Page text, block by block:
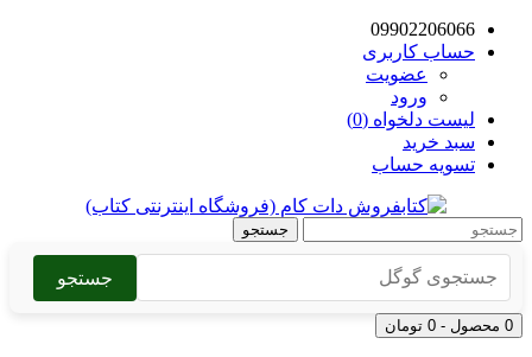
09902206066
حساب کاربری
عضویت
ورود
لیست دلخواه (0)
سبد خرید
تسویه حساب
جستجو
جستجو
0 محصول - 0 تومان